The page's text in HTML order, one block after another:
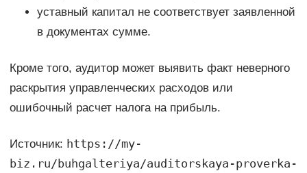
уставный капитал не соответствует заявленной
в документах сумме.
Кроме того, аудитор может выявить факт неверного
раскрытия управленческих расходов или
ошибочный расчет налога на прибыль.
Источник: https://my-
biz.ru/buhgalteriya/auditorskaya-proverka-